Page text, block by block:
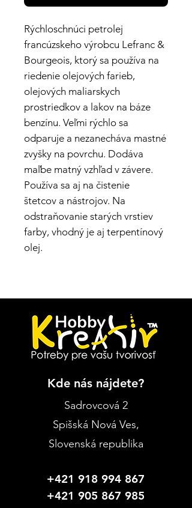
Rýchloschnúci petrolej
francúzskeho výrobcu Lefranc &
Bourgeois, ktorý sa používa na
riedenie olejových farieb,
olejových maliarskych
prostriedkov a lakov na báze
benzínu. Veľmi rýchlo sa
odparuje a nezanecháva mastné
zvyšky na povrchu. Dodáva
maľbe matný vzhľad v závere.
Používa sa aj na čistenie
štetcov a nástrojov. Na
odstraňovanie starých vrstiev
farby, vhodný je aj terpentínový
olej.
Kde nás nájdete?
Sadrovcová 2
Spišská Nová Ves,
Slovenská republika
+421 918 994 867
+421 905 867 985